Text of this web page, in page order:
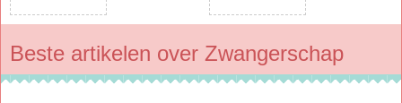
Beste artikelen over Zwangerschap